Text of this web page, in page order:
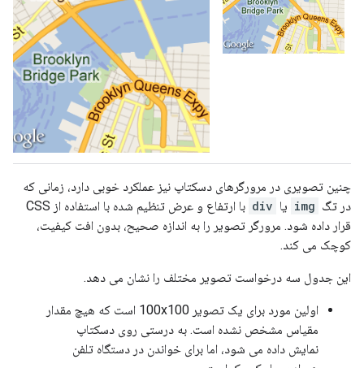
چنین تصویری در مرورگرهای دسکتاپ نیز عملکرد خوبی دارد، زمانی که
در تگ img یا div
با ارتفاع و عرض تنظیم شده با استفاده از CSS
قرار داده شود. مرورگر تصویر را به اندازه صحیح، بدون افت کیفیت،
کوچک می کند.
این جدول سه درخواست تصویر مختلف را نشان می دهد.
اولین مورد برای یک تصویر 100x100 است که هیچ مقدار
مقیاس مشخص نشده است. به درستی روی دسکتاپ
نمایش داده می شود، اما برای خواندن در دستگاه تلفن